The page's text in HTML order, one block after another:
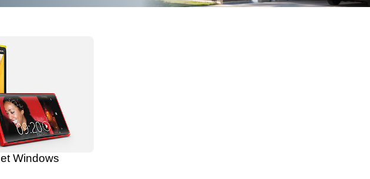
Windows